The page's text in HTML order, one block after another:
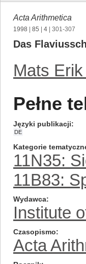
Acta Arithmetica
1998 85 4 | 301-307
Das
Mats
Pełne
Języki publikacji
DE
Kategorie
11N35:
11B83:
Wydawca
Institute
Czasopismo
Acta